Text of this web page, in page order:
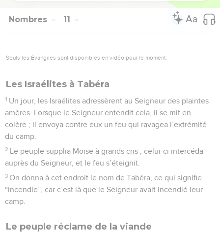
Nombres 11
Seuls les Évangiles sont disponibles en vidéo pour le moment.
Les Israélites à Tabéra
1 Un jour, les Israélites adressèrent au Seigneur des plaintes
amères. Lorsque le Seigneur entendit cela, il se mit en
colère ; il envoya contre eux un feu qui ravagea l’extrémité
du camp.
2 Le peuple supplia Moïse à grands cris ; celui-ci intercéda
auprès du Seigneur, et le feu s’éteignit.
3 On donna à cet endroit le nom de Tabéra, ce qui signifie
“incendie”, car c’est là que le Seigneur avait incendié leur
camp.
Le peuple réclame de la viande